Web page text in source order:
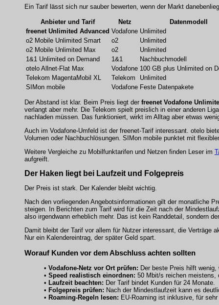
Ein Tarif lässt sich nur sauber bewerten, wenn der Markt
Anbieter und Tarif Netz Datenmodell
freenet Unlimited Advanced Vodafone Unlimited
o2 Mobile Unlimited Smart
o2 Unlimited
o2 Mobile Unlimited Max
o2 Unlimited
1&1 Unlimited on Demand
1&1 Nachbuchmodell
otelo Allnet-Flat Max
Vodafone 100 GB plus Unlimited on
Telekom MagentaMobil XL
Telekom Unlimited
SIMon mobile
Vodafone Feste Datenpakete
Der Abstand ist klar. Beim Preis liegt der freenet Vodafone
verlangt aber mehr. Die Telekom spielt preislich in einer anderen
nachladen müssen. Das funktioniert, wirkt im Alltag aber etwas
Auch im Vodafone-Umfeld ist der freenet-Tarif interessant. otelo
Volumen oder Nachbuchlösungen. SIMon mobile punktet mit
Weitere Vergleiche zu Mobilfunktarifen und Netzen finden Leser im
aufgreift.
Der Haken liegt bei Laufzeit und Folgepreis
Der Preis ist stark. Der Kalender bleibt wichtig.
Nach den vorliegenden Angebotsinformationen gilt der monatliche
steigen. In Berichten zum Tarif wird für die Zeit nach der
also irgendwann erheblich mehr. Das ist kein Randdetail, sondern
Damit bleibt der Tarif vor allem für Nutzer interessant, die Verträge
Nur ein Kalendereintrag, der später Geld spart.
Worauf Kunden vor dem Abschluss achten sollten
• Vodafone-Netz vor Ort prüfen: Der beste Preis hilft
• Speed realistisch einordnen: 50 Mbit/s reichen meistens,
• Laufzeit beachten: Der Tarif bindet Kunden für 24 Monate.
• Folgepreis prüfen: Nach der Mindestlaufzeit kann es
• Roaming-Regeln lesen: EU-Roaming ist inklusive, für